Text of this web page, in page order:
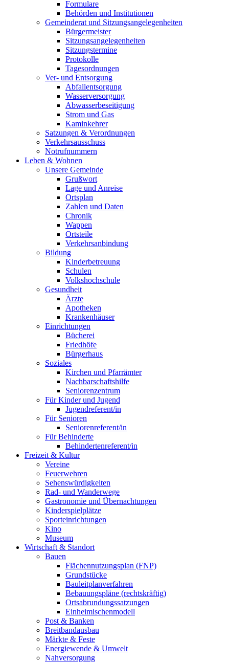
Formulare
Behörden und Institutionen
Gemeinderat und Sitzungsangelegenheiten
Bürgermeister
Sitzungsangelegenheiten
Sitzungstermine
Protokolle
Tagesordnungen
Ver- und Entsorgung
Abfallentsorgung
Wasserversorgung
Abwasserbeseitigung
Strom und Gas
Kaminkehrer
Satzungen & Verordnungen
Verkehrsausschuss
Notrufnummern
Leben & Wohnen
Unsere Gemeinde
Grußwort
Lage und Anreise
Ortsplan
Zahlen und Daten
Chronik
Wappen
Ortsteile
Verkehrsanbindung
Bildung
Kinderbetreuung
Schulen
Volkshochschule
Gesundheit
Ärzte
Apotheken
Krankenhäuser
Einrichtungen
Bücherei
Friedhöfe
Bürgerhaus
Soziales
Kirchen und Pfarrämter
Nachbarschaftshilfe
Seniorenzentrum
Für Kinder und Jugend
Jugendreferent/in
Für Senioren
Seniorenreferent/in
Für Behinderte
Behindertenreferent/in
Freizeit & Kultur
Vereine
Feuerwehren
Sehenswürdigkeiten
Rad- und Wanderwege
Gastronomie und Übernachtungen
Kinderspielplätze
Sporteinrichtungen
Kino
Museum
Wirtschaft & Standort
Bauen
Flächennutzungsplan (FNP)
Grundstücke
Bauleitplanverfahren
Bebauungspläne (rechtskräftig)
Ortsabrundungssatzungen
Einheimischenmodell
Post & Banken
Breitbandausbau
Märkte & Feste
Energiewende & Umwelt
Nahversorgung